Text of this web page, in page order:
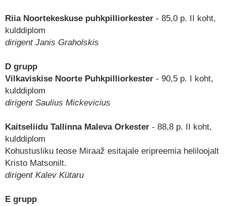
Riia Noortekeskuse puhkpilliorkester - 85,0 p. II koht,
kulddiplom
dirigent Janis Graholskis
D grupp
Vilkaviskise Noorte Puhkpilliorkester - 90,5 p. I koht,
kulddiplom
dirigent Saulius Mickevicius
Kaitseliidu Tallinna Maleva Orkester - 88,8 p. II koht,
kulddiplom
Kohustusliku teose Miraaž esitajale eripreemia heliloojalt
Kristo Matsonilt.
dirigent Kalev Kütaru
E grupp